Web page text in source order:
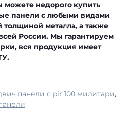
можете недорого купить
панели с любыми видами
толщиной металла, а также
всей России. Мы гарантируем
вся продукция имеет
панели с pir 100 милитари,